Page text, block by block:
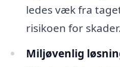
ledes væk fra
risikoen for skader.
Miljøvenlig